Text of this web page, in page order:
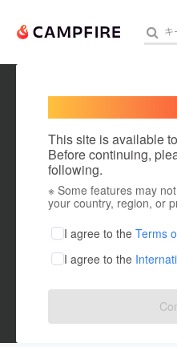
人
This site is available
Before continuing,
following.
※ Some features may
your country, region, or
I agree to the Terms
I agree to the